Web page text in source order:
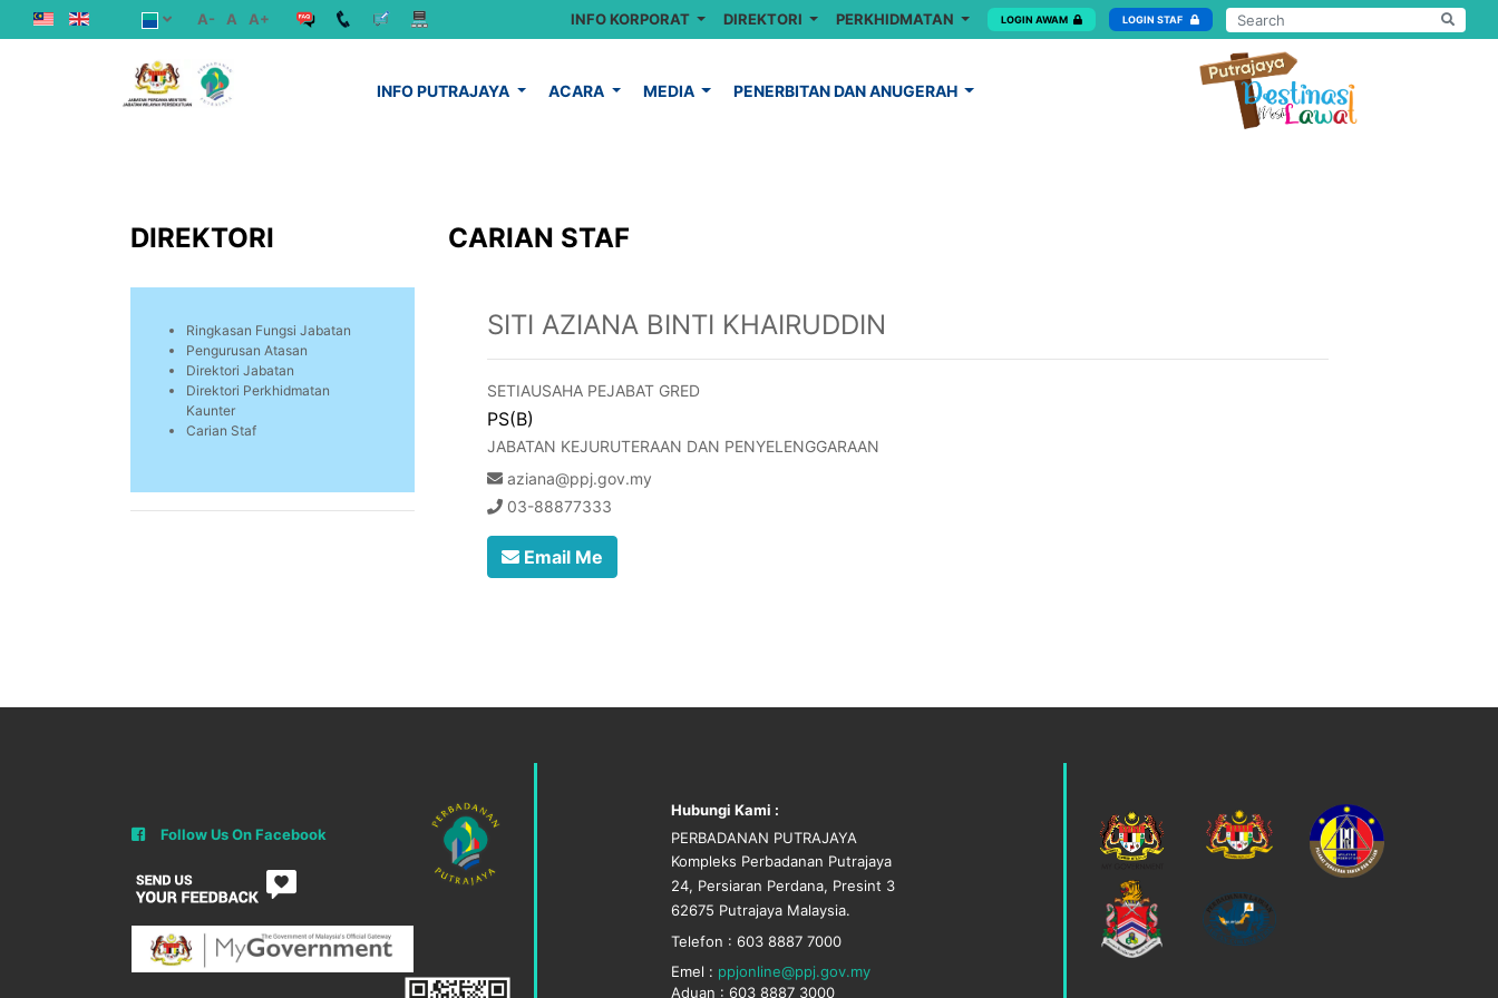
A- A A+ INFO KORPORAT DIREKTORI PERKHIDMATAN LOGIN AWAM LOGIN STAF
INFO PUTRAJAYA ACARA MEDIA PENERBITAN DAN ANUGERAH
DIREKTORI
Ringkasan Fungsi Jabatan
Pengurusan Atasan
Direktori Jabatan
Direktori Perkhidmatan
Kaunter
Carian Staf
CARIAN STAF
SITI AZIANA BINTI KHAIRUDDIN
SETIAUSAHA PEJABAT GRED
PS(B)
JABATAN KEJURUTERAAN DAN PENYELENGGARAAN
aziana@ppj.gov.my
03-88877333
Email Me
Follow Us On Facebook
Hubungi Kami :
PERBADANAN PUTRAJAYA
Kompleks Perbadanan Putrajaya
24, Persiaran Perdana, Presint 3
62675 Putrajaya Malaysia.
Telefon : 603 8887 7000
Emel : ppjonline@ppj.gov.my
Aduan : 603 8887 3000